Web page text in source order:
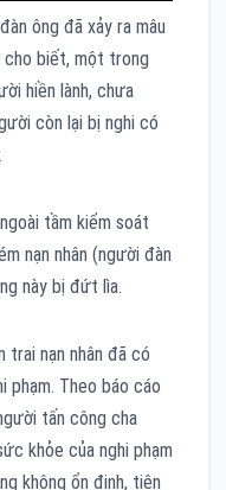
ông đã xảy ra mâu
cho biết, một trong
hiền lành, chưa
còn lại bị nghi có
tầm kiểm soát
nạn nhân (người đàn
này bị đứt lìa.
trai nạn nhân đã có
phạm. Theo báo cáo
tấn công cha
khỏe của nghi phạm
không ổn định, tiên